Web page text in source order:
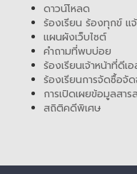
ดาวน์โหลด
ร้องเรียน ร้องทุกข์ แจ้
แผนผังเว็บไซต์
คำถามที่พบบ่อย
ร้องเรียนเจ้าหน้าที่ดีเอ
ร้องเรียนการจัดซื้อจัด
การเปิดเผยข้อมูลสาร
สถิติคดีพิเศษ